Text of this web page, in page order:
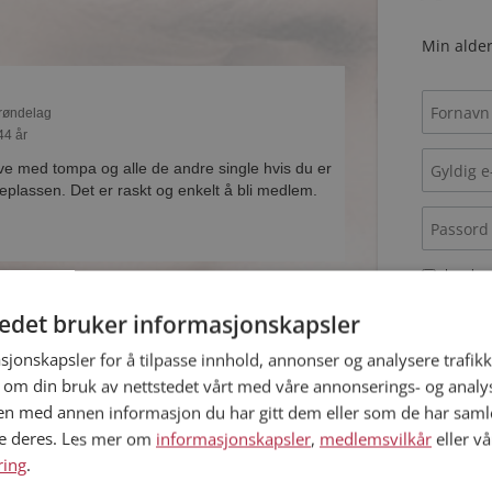
år
med tompa og alle de andre single hvis du er
Det er raskt og enkelt å bli medlem.
år
Martin? Du kan se en fullstendig profil med
hvis du er medlem på Møteplassen.
Min
Jeg
Allerede
bruker informasjonskapsler
for å tilpasse innhold, annonser og analysere
din bruk av nettstedet vårt med våre annonserings- og
med annen informasjon du har gitt dem eller som de har
deres. Les mer om informasjonskapsler, medlemsvilkår eller
.